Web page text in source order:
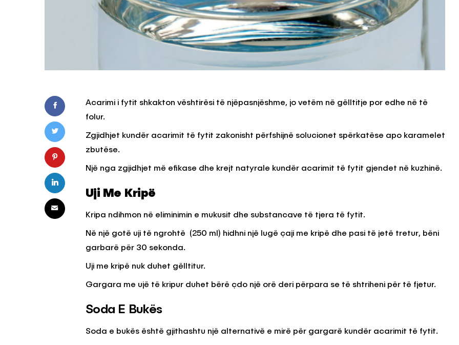
Acarimi i fytit shkakton vështirësi të njëpasnjëshme, jo vetëm në gëlltitje por edhe në të
folur.
Zgjidhjet kundër acarimit të fytit zakonisht përfshijnë solucionet spërkatëse apo karamelet
zbutëse.
Një nga zgjidhjet më efikase dhe krejt natyrale kundër acarimit të fytit gjendet në kuzhinë.
Uji Me Kripë
Kripa ndihmon në eliminimin e mukusit dhe substancave të tjera të fytit.
Në një gotë uji të ngrohtë (250 ml) hidhni një lugë çaji me kripë dhe pasi të jetë tretur, bëni
garbarë për 30 sekonda.
Uji me kripë nuk duhet gëlltitur.
Gargara me ujë të kripur duhet bërë çdo një orë deri përpara se të shtriheni për të fjetur.
Soda E Bukës
Soda e bukës është gjithashtu një alternativë e mirë për gargarë kundër acarimit të fytit.
KËSHILLA & IDE
Letrën e Aluminit për Ruajtjen
KËSHILLA & IDE